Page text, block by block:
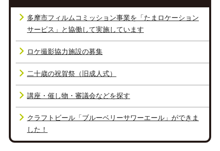
多摩市フィルムコミッション事業を「たまロケーション
サービス」と協働して実施しています
ロケ撮影協力施設の募集
二十歳の祝賀祭（旧成人式）
講座・催し物・審議会などを探す
クラフトビール「ブルーベリーサワーエール」ができま
した！